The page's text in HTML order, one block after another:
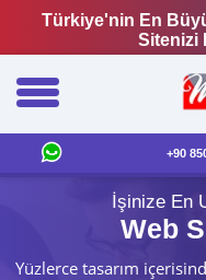
Türkiye'nin En
Sitenizi
+90
İşinize En
Web
Yüzlerce tasarım